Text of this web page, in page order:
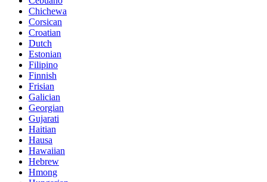
Chichewa
Corsican
Croatian
Dutch
Estonian
Filipino
Finnish
Frisian
Galician
Georgian
Gujarati
Haitian
Hausa
Hawaiian
Hebrew
Hmong